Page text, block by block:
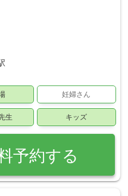
妊婦さん
生 キッズ
予約する